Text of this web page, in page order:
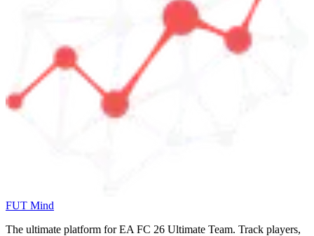
FUT Mind
The ultimate platform for EA FC 26 Ultimate Team. Track players,